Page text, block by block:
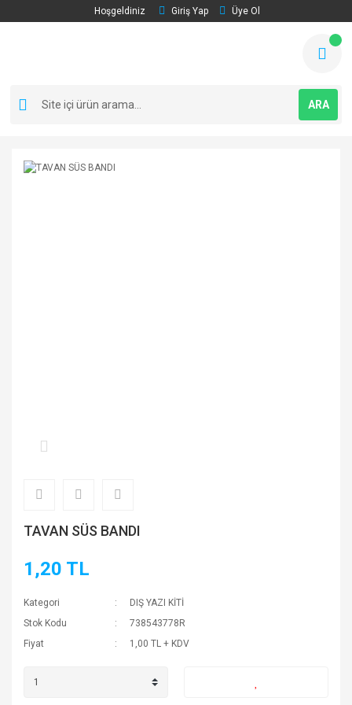
Hoşgeldiniz Giriş Yap Üye Ol
ARA
TAVAN SÜS BANDI
1,20 TL
Kategori
DIŞ YAZI KİTİ
Stok Kodu
738543778R
Fiyat
1,00 TL + KDV